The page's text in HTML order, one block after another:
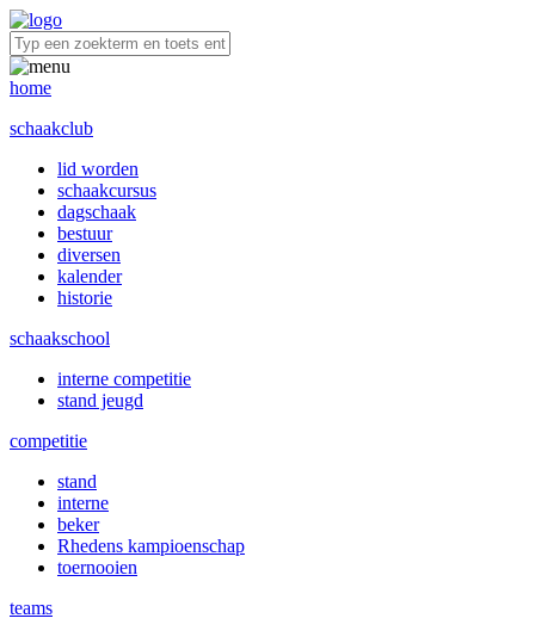
home
schaakclub
lid worden
schaakcursus
dagschaak
bestuur
diversen
kalender
historie
schaakschool
interne competitie
stand jeugd
competitie
stand
interne
beker
Rhedens kampioenschap
toernooien
teams